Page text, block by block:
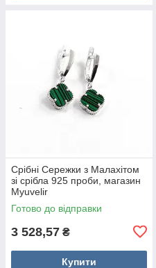
Срібні Сережки з Малахітом
зі срібла 925 проби, магазин
Myuvelir
Готово до відправки
3 528,57 ₴
Купити